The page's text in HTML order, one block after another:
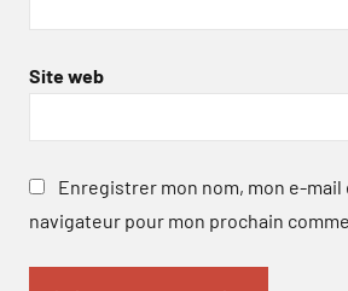
Site web
Enregistrer mon nom, mon e-mail
navigateur pour mon prochain